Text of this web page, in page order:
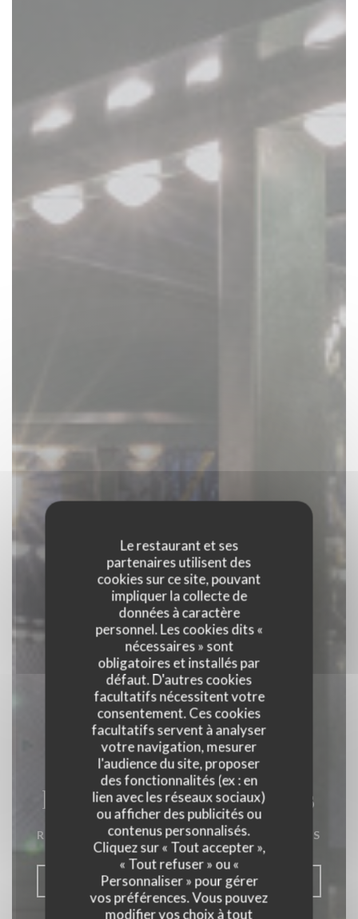
Le restaurant et ses
partenaires utilisent des
cookies sur ce site, pouvant
impliquer la collecte de
données à caractère
personnel. Les cookies dits «
nécessaires » sont
obligatoires et installés par
défaut. D'autres cookies
facultatifs nécessitent votre
consentement. Ces cookies
facultatifs servent à analyser
votre navigation, mesurer
l'audience du site, proposer
des fonctionnalités (ex : en
lien avec les réseaux sociaux)
ou afficher des publicités ou
contenus personnalisés.
Cliquez sur « Tout accepter »,
« Tout refuser » ou «
Personnaliser » pour gérer
vos préférences. Vous pouvez
modifier vos choix à tout
La Closerie des Lilas
RESTAURANT GASTRONOMIQUE PARIS
RÉSERVER